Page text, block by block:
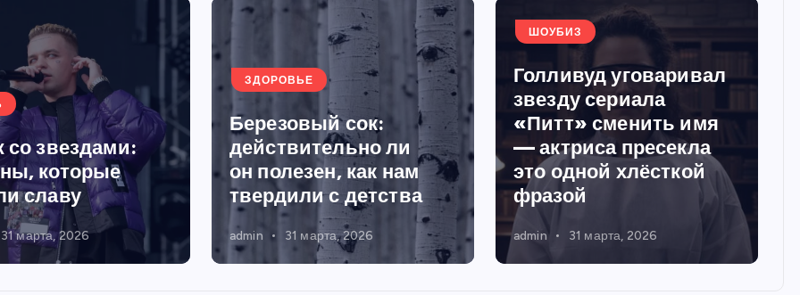
со звездами:
которые
славу
31 марта, 2026
ЗДОРОВЬЕ
Березовый сок:
действительно ли
он полезен, как нам
твердили с детства
admin 31 марта, 2026
ШОУБИЗ
Голливуд уговаривал
звезду сериала
«Питт» сменить имя
— актриса пресекла
это одной хлёсткой
фразой
admin 31 марта, 2026